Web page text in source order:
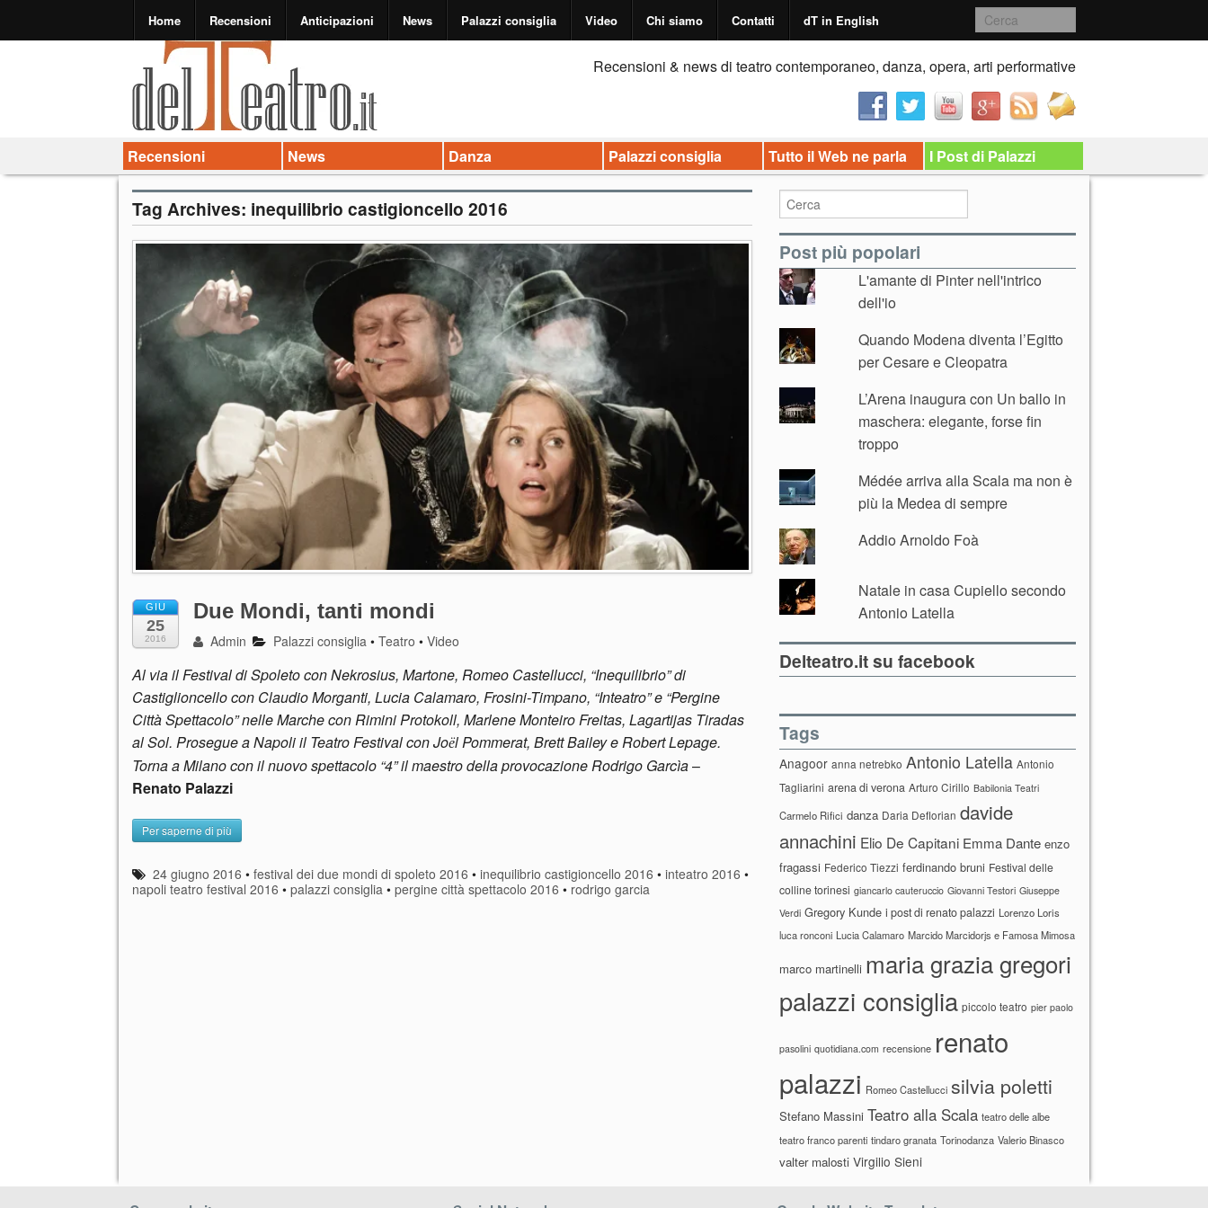
Home Recensioni Anticipazioni News Palazzi consiglia Video Chi siamo Contatti dT in English
Recensioni & news di teatro contemporaneo, danza, opera, arti performative
Recensioni News Danza Palazzi consiglia Tutto il Web ne parla I Post di Palazzi
Tag Archives: inequilibrio castigioncello 2016
GIU
25
2016
Due Mondi, tanti mondi
Admin Palazzi consiglia •Teatro •Video
Al via il Festival di Spoleto con Nekrosius, Martone, Romeo Castellucci, “Inequilibrio” di
Castiglioncello con Claudio Morganti, Lucia Calamaro, Frosini-Timpano, “Inteatro” e “Pergine
Città Spettacolo” nelle Marche con Rimini Protokoll, Marlene Monteiro Freitas, Lagartijas Tiradas
al Sol. Prosegue a Napoli il Teatro Festival con Joël Pommerat, Brett Bailey e Robert Lepage.
Torna a Milano con il nuovo spettacolo “4” il maestro della provocazione Rodrigo Garcìa–
Renato Palazzi
Per saperne di più
24 giugno 2016 •festival dei due mondi di spoleto 2016 •inequilibrio castigioncello 2016 •inteatro 2016 •
napoli teatro festival 2016 • palazzi consiglia • pergine città spettacolo 2016 • rodrigo garcia
Post più popolari
L'amante di Pinter nell'intrico
dell'io
Quando Modena diventa l’Egitto
per Cesare e Cleopatra
L’Arena inaugura con Un ballo in
maschera: elegante, forse fin
troppo
Médée arriva alla Scala ma non è
più la Medea di sempre
Addio Arnoldo Foà
Natale in casa Cupiello secondo
Antonio Latella
Delteatro.it su facebook
Tags
Anagoor anna netrebko Antonio Latella Antonio
Tagliarini arena di verona Arturo Cirillo Babilonia Teatri
Carmelo Rifici danza Daria Deflorian davide
annachini Elio De Capitani Emma Dante enzo
fragassi Federico Tiezzi ferdinando bruni Festival delle
colline torinesi giancarlo cauteruccio Giovanni Testori Giuseppe
Verdi Gregory Kunde i post di renato palazzi Lorenzo Loris
luca ronconi Lucia Calamaro Marcido Marcidorjs e Famosa Mimosa
marco martinelli maria grazia gregori
palazzi consiglia piccolo teatro pier paolo
pasolini quotidiana.com recensione renato
palazzi Romeo Castellucci silvia poletti
Stefano Massini Teatro alla Scala teatro delle albe
teatro franco parenti tindaro granata Torinodanza Valerio Binasco
valter malosti Virgilio Sieni